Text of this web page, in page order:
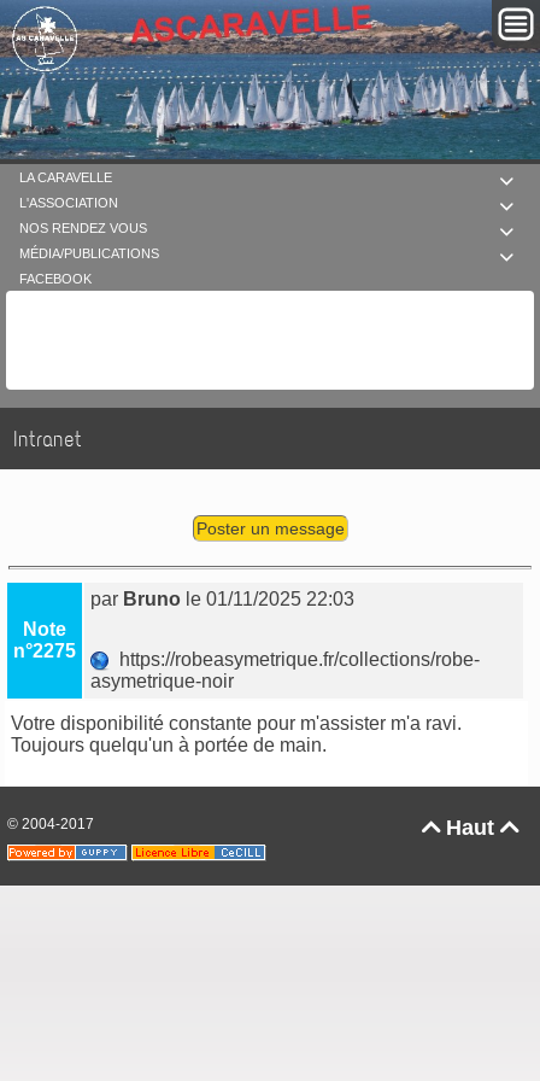

LA CARAVELLE

L'ASSOCIATION

NOS RENDEZ VOUS

MÉDIA/PUBLICATIONS
FACEBOOK
Intranet
Poster un message
Note
n°2275
par Bruno le 01/11/2025 22:03
https://robeasymetrique.fr/collections/robe-
asymetrique-noir
Votre disponibilité constante pour m'assister m'a ravi.
Toujours quelqu'un à portée de main.
Haut 
© 2004-2017